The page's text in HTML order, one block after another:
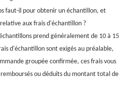
faut-il pour obtenir un échantillon, et
aux frais d'échantillon ?
prend généralement de 10 à 15
d'échantillon sont exigés au préalable,
groupée confirmée, ces frais vous
ou déduits du montant total de